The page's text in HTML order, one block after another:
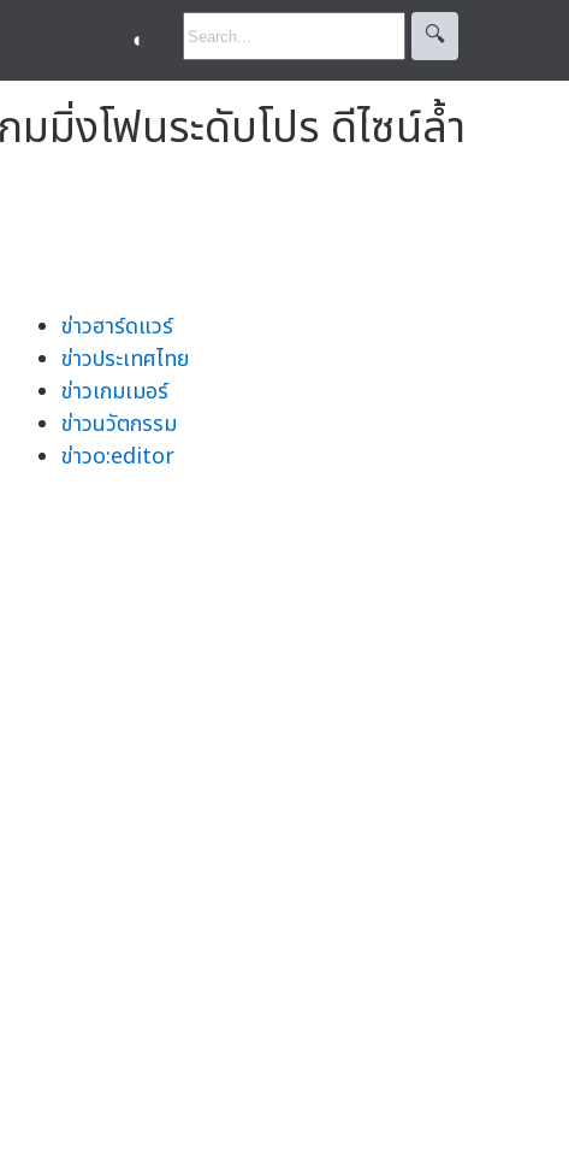
◐ 🔍︎
มิ่งโฟนระดับโปร ดีไซน์ล้ำ
ข่าวฮาร์ดแวร์
ข่าวประเทศไทย
ข่าวเกมเมอร์
ข่าวนวัตกรรม
ข่าวo:editor